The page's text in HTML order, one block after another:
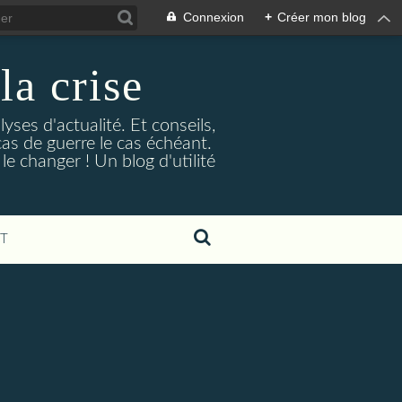
Connexion + Créer mon blog
crise
d'actualité. Et conseils,
de guerre le cas échéant.
changer ! Un blog d'utilité